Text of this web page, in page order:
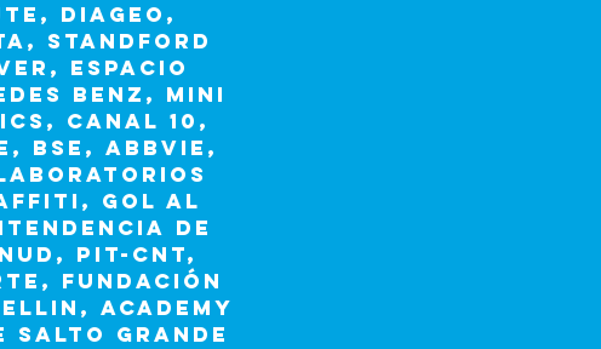
DIAGEO,
STANDFORD
ESPACIO
BENZ, MINI
CANAL 10,
BSE, ABBVIE,
GOL AL
DE
PIT-CNT,
FUNDACIÓN
ACADEMY
SALTO GRANDE